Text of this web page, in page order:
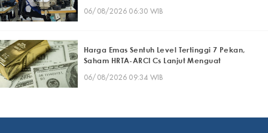
06/08/2026 06:30 WIB
Harga Emas Sentuh Level Tertinggi 7 Pekan,
Saham HRTA-ARCI Cs Lanjut Menguat
06/08/2026 09:34 WIB